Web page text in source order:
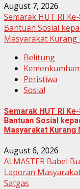
August 7, 2026
Semarak HUT RI
Bantuan Sosial
Masyarakat Kurang
Belitung
Peristiwa
Sosial
Semarak HUT RI
Bantuan Sosial
Masyarakat Kurang
August 6, 2026
ALMASTER Babel
Laporan
Satgas